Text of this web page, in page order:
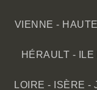
VIENNE -
HÉRAULT -
LOIRE - ISÈRE -